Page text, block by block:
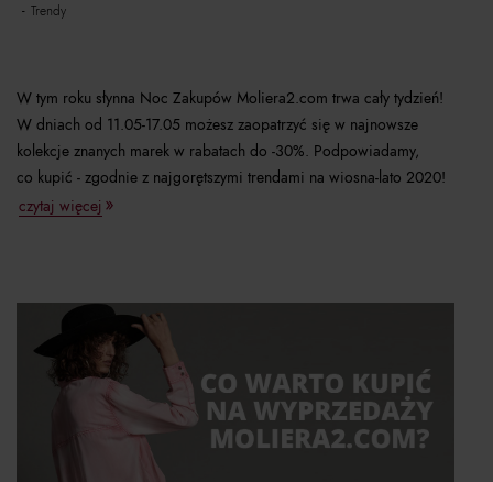
trendy
W tym roku słynna Noc Zakupów Moliera2.com trwa cały tydzień!
W dniach od 11.05-17.05 możesz zaopatrzyć się w najnowsze
kolekcje znanych marek w rabatach do -30%. Podpowiadamy,
co kupić - zgodnie z najgorętszymi trendami na wiosna-lato 2020!
czytaj więcej